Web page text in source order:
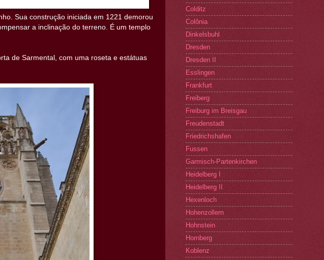
Sua construção iniciada em 1221 demorou
a inclinação do terreno. É um templo
de Sarmental, com uma roseta e estátuas
Colditz
Colônia
Dinkelsbuhl
Dresden
Dresden II
Esslingen
Frankfurt
Freiberg
Freiburg im Breisgau
Freudenstadt
Friedrichshafen
Fussen
Garmisch-Partenkirchen
Heidelberg I
Heidelberg II
Hexenloch
Hohenzollern
Hohnstein
Hornberg
Koblenz